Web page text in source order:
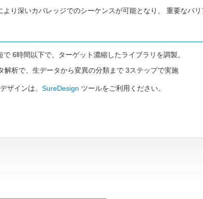
り深いカバレッジでのシーケンスが可能となり、 重要なバリ
6時間以下で、ターゲット濃縮したライブラリを調製。
解析で、生データから変異の分類まで 3ステップで実施
ザインは、 SureDesign ツールをご利用ください。